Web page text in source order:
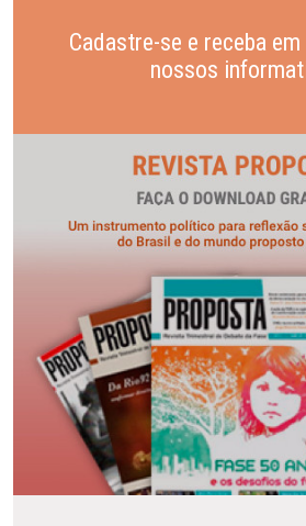
Cadastre-se e receba
nossos